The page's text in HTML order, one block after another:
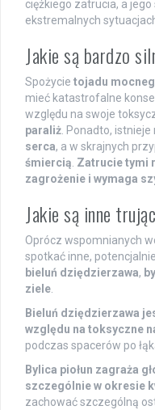
ciężkiego zatrucia, a
ekstremalnych
Jakie są bardzo
Spożycie tojadu
mieć katastrofalne
względu na swoje
paraliż. Ponadto, istnieje
serca, a w skrajnych
śmiercią. Zatrucie tymi
zagrożenie i wymaga
Jakie są inne
Oprócz wspomnianych
spotkać inne,
bieluń dziędzierzawa,
ziele.
Bieluń dziędzierzawa
względu na toksyczne
podczas spacerów po
Bylica piołun zagraża
szczególnie w okresie
zachować szczególną